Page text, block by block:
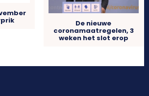
De nieuwe
coronamaatregelen, 3
weken het slot erop